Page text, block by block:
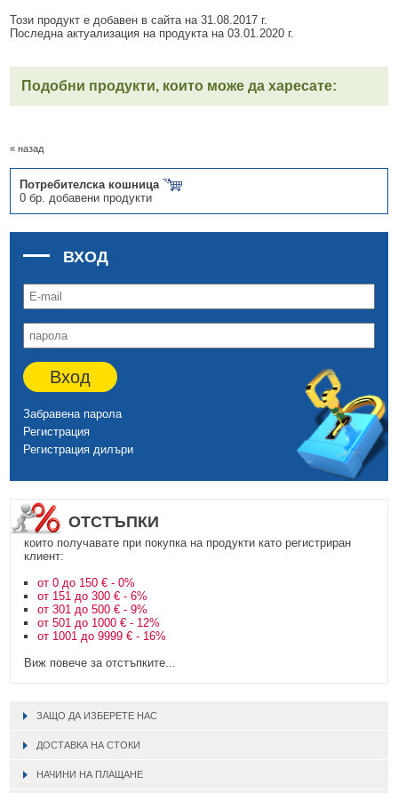
Този продукт е добавен в сайта на 31.08.2017 г.
Последна актуализация на продукта на 03.01.2020 г.
Подобни продукти, които може да харесате:
« назад
Потребителска кошница
0 бр. добавени продукти
ВХОД
Вход
Забравена парола
Регистрация
Регистрация дилъри
ОТСТЪПКИ
които получавате при покупка на продукти като регистриран
клиент:
от 0 до 150 € - 0%
от 151 до 300 € - 6%
от 301 до 500 € - 9%
от 501 до 1000 € - 12%
от 1001 до 9999 € - 16%
Виж повече за отстъпките...
ЗАЩО ДА ИЗБЕРЕТЕ НАС
ДОСТАВКА НА СТОКИ
НАЧИНИ НА ПЛАЩАНЕ